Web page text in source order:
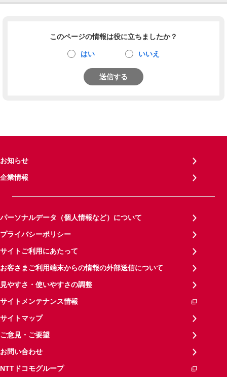
このページの情報は役に立ちましたか？
はい いいえ
送信する
お知らせ
企業情報
パーソナルデータ（個人情報など）について
プライバシーポリシー
サイトご利用にあたって
お客さまご利用端末からの情報の外部送信について
見やすさ・使いやすさの調整
サイトメンテナンス情報
サイトマップ
ご意見・ご要望
お問い合わせ
NTTドコモグループ